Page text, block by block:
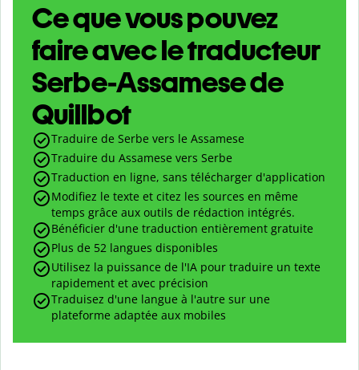
Ce que vous pouvez
faire avec le traducteur
Serbe-Assamese de
Quillbot
Traduire de Serbe vers le Assamese
Traduire du Assamese vers Serbe
Traduction en ligne, sans télécharger d'application
Modifiez le texte et citez les sources en même
temps grâce aux outils de rédaction intégrés.
Bénéficier d'une traduction entièrement gratuite
Plus de 52 langues disponibles
Utilisez la puissance de l'IA pour traduire un texte
rapidement et avec précision
Traduisez d'une langue à l'autre sur une
plateforme adaptée aux mobiles